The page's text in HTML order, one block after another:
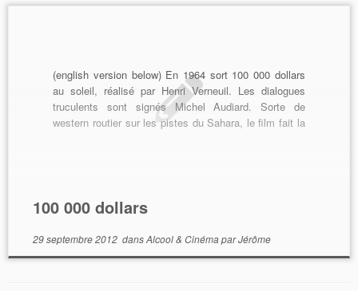
(english version below) En 1964 sort 100 000 dollars
au soleil, réalisé par Henri Verneuil. Les dialogues
truculents sont signés Michel Audiard. Sorte de
western routier sur les pistes du Sahara, le film fait la
100 000 dollars
29 septembre 2012dansAlcool & CinémaparJérôme